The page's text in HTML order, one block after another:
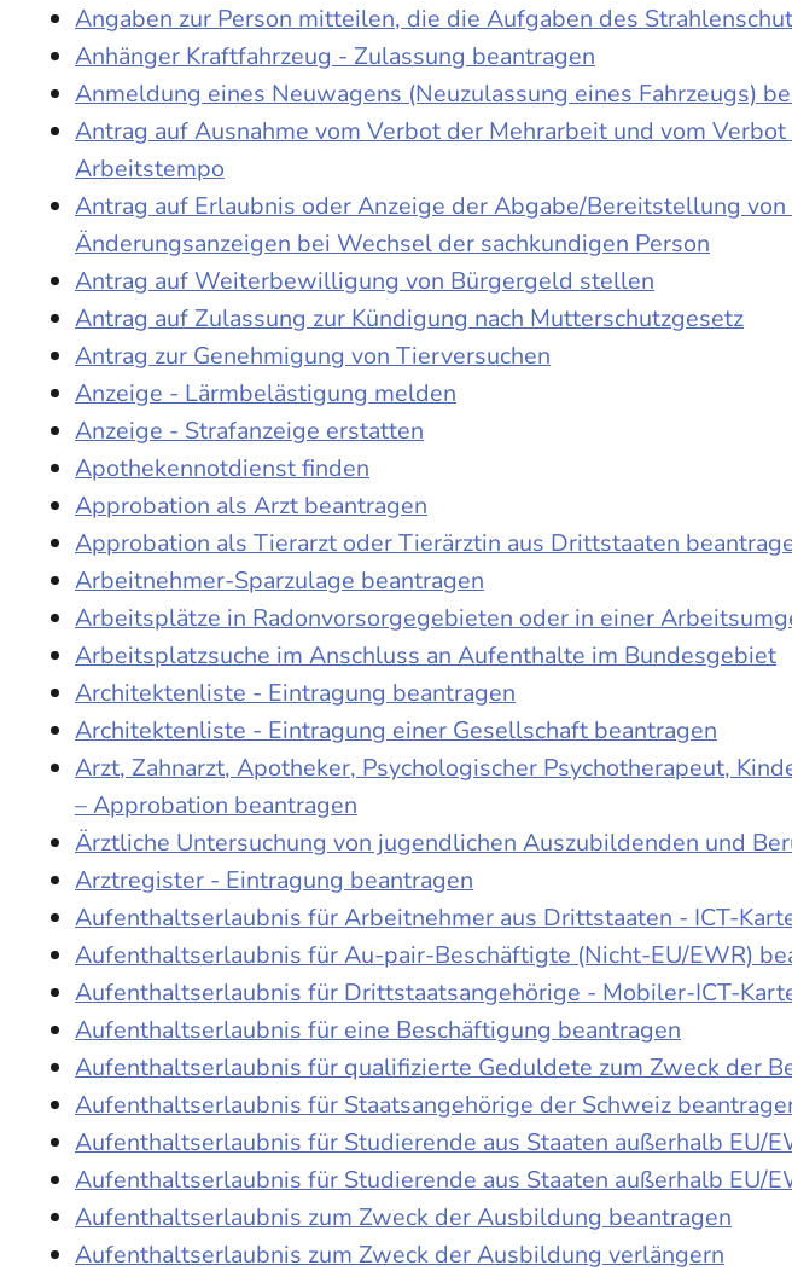
Angaben zur Person mitteilen, die die Aufgaben des
Anhänger Kraftfahrzeug - Zulassung beantragen
Anmeldung eines Neuwagens (Neuzulassung eines Fahrzeugs)
Antrag auf Ausnahme vom Verbot der Mehrarbeit und vom
Arbeitstempo
Antrag auf Erlaubnis oder Anzeige der Abgabe/Bereitstellung
Änderungsanzeigen bei Wechsel der sachkundigen Person
Antrag auf Weiterbewilligung von Bürgergeld stellen
Antrag auf Zulassung zur Kündigung nach Mutterschutzgesetz
Antrag zur Genehmigung von Tierversuchen
Anzeige - Lärmbelästigung melden
Anzeige - Strafanzeige erstatten
Apothekennotdienst finden
Approbation als Arzt beantragen
Approbation als Tierarzt oder Tierärztin aus Drittstaaten
Arbeitnehmer-Sparzulage beantragen
Arbeitsplätze in Radonvorsorgegebieten oder in einer
Arbeitsplatzsuche im Anschluss an Aufenthalte im Bundesgebiet
Architektenliste - Eintragung beantragen
Architektenliste - Eintragung einer Gesellschaft beantragen
Arzt, Zahnarzt, Apotheker, Psychologischer Psychotherapeut,
– Approbation beantragen
Ärztliche Untersuchung von jugendlichen Auszubildenden und
Arztregister - Eintragung beantragen
Aufenthaltserlaubnis für Arbeitnehmer aus Drittstaaten - ICT-
Aufenthaltserlaubnis für Au-pair-Beschäftigte (Nicht-EU/EWR)
Aufenthaltserlaubnis für Drittstaatsangehörige - Mobiler-ICT-
Aufenthaltserlaubnis für eine Beschäftigung beantragen
Aufenthaltserlaubnis für qualifizierte Geduldete zum Zweck der
Aufenthaltserlaubnis für Staatsangehörige der Schweiz
Aufenthaltserlaubnis für Studierende aus Staaten außerhalb EU/
Aufenthaltserlaubnis für Studierende aus Staaten außerhalb EU/
Aufenthaltserlaubnis zum Zweck der Ausbildung beantragen
Aufenthaltserlaubnis zum Zweck der Ausbildung verlängern